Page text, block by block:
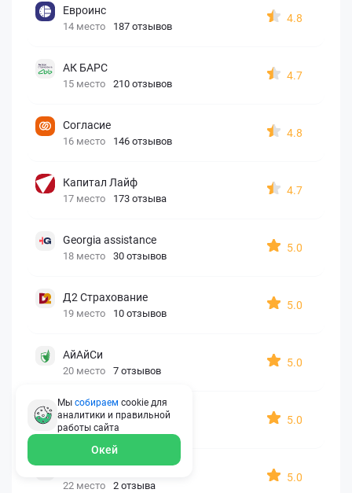
Евроинс
14 место 187 отзывов
4.8
АК БАРС
15 место 210 отзывов
4.7
Согласие
16 место 146 отзывов
4.8
Капитал Лайф
17 место 173 отзыва
4.7
Georgia assistance
18 место 30 отзывов
5.0
Д2 Страхование
19 место 10 отзывов
5.0
АйАйСи
20 место 7 отзывов
5.0
OxySport
21 место 6 отзывов
5.0
ERGO AXA
22 место 2 отзыва
5.0
Мы собираем cookie для
аналитики и правильной
работы сайта
Окей